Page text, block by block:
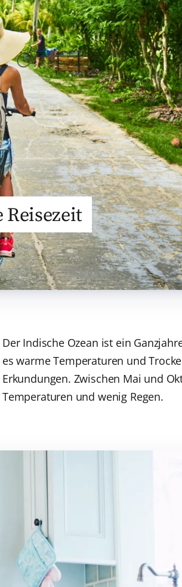
Der Indische Ozean ist ein
es warme Temperaturen und
Erkundungen. Zwischen Mai und
Temperaturen und wenig Regen.